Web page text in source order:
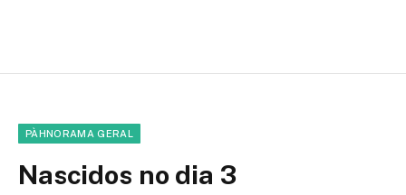
PÀHNORAMA GERAL
Nascidos no dia 3